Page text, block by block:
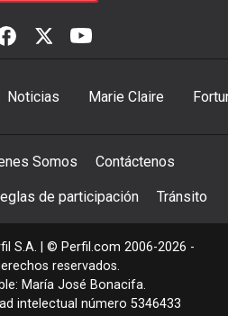
Noticias Marie Claire
Somos Contáctenos
de participación Tránsito
S.A. | © Perfil.com 2006-2026 -
reservados.
María José Bonacifa.
intelectual número 5346433